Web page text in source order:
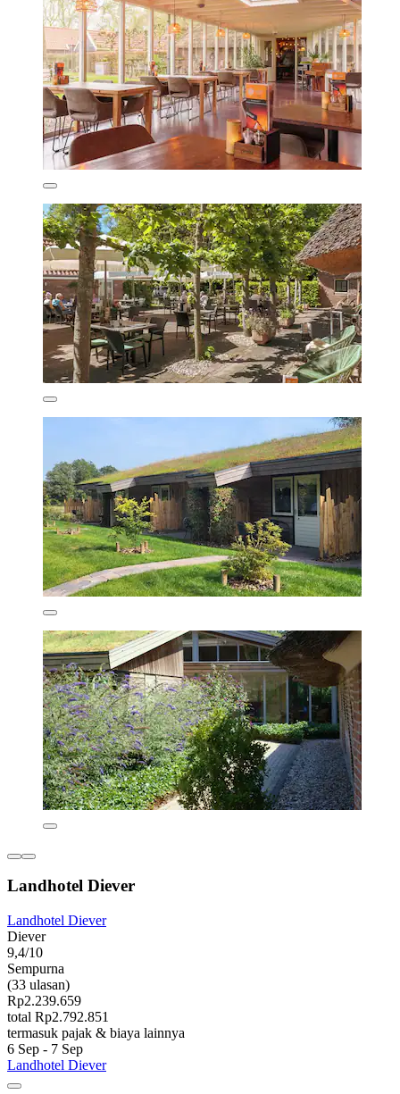
Landhotel Diever
Landhotel Diever
Diever
9,4/10
Sempurna
(33 ulasan)
Rp2.239.659
total Rp2.792.851
termasuk pajak & biaya lainnya
6 Sep - 7 Sep
Landhotel Diever